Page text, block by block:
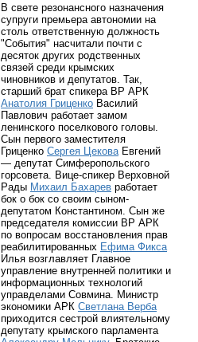
В свете резонансного назначения
супруги премьера автономии на
столь ответственную должность
"События" насчитали почти с
десяток других родственных
связей среди крымских
чиновников и депутатов. Так,
старший брат спикера ВР АРК
Анатолия Гриценко Василий
Павлович работает замом
ленинского поселкового головы.
Сын первого заместителя
Гриценко Сергея Цекова Евгений
— депутат Симферопольского
горсовета. Вице-спикер Верховной
Рады Михаил Бахарев работает
бок о бок со своим сыном-
депутатом Константином. Сын же
председателя комиссии ВР АРК
по вопросам восстановления прав
реабилитированных Ефима Фикса
Илья возглавляет Главное
управление внутренней политики и
информационных технологий
управделами Совмина. Министр
экономики АРК Светлана Верба
приходится сестрой влиятельному
депутату крымского парламента